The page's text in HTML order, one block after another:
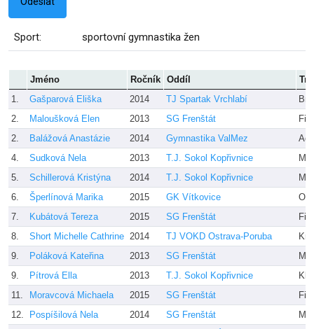
Sport: sportovní gymnastika žen
Jméno Ročník Oddíl
1.
Gašparová Eliška 2014 TJ Spartak Vrchlabí
2.
Maloušková Elen 2013 SG Frenštát
2.
Balážová Anastázie 2014 Gymnastika ValMez
4.
Sudková Nela 2013 T.J. Sokol Kopřivnice
5.
Schillerová Kristýna 2014 T.J. Sokol Kopřivnice
6.
Šperlínová Marika 2015 GK Vítkovice
7.
Kubátová Tereza 2015 SG Frenštát
8.
Short Michelle Cathrine 2014 TJ VOKD Ostrava-Poruba
9.
Poláková Kateřina 2013 SG Frenštát
9.
Pítrová Ella 2013 T.J. Sokol Kopřivnice
11.
Moravcová Michaela 2015 SG Frenštát
12.
Pospíšilová Nela 2014 SG Frenštát